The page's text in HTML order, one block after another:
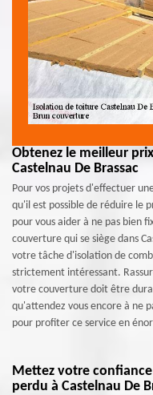
Obtenez le meilleur
Castelnau De Brassac
Pour vos projets d'effectuer
qu'il est possible de réduire le
pour vous aider à ne pas bien
couverture qui se siège dans
votre tâche d'isolation de
strictement intéressant.
votre couverture doit être
qu'attendez vous encore à ne
pour profiter ce service en
Mettez votre
perdu à Castelnau De